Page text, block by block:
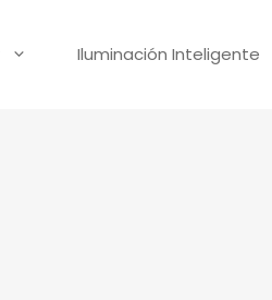
Iluminación Inteligente